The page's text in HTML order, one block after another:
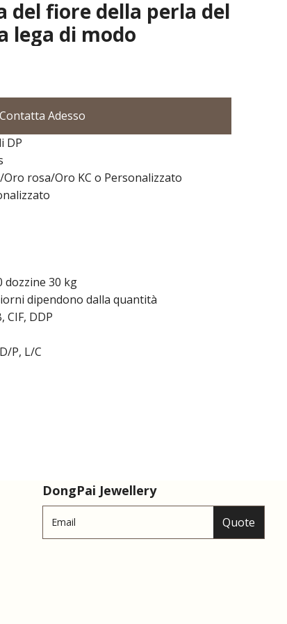
del fiore della perla del
lega di modo
Contatta Adesso
DP
rosa/Oro KC o Personalizzato
dozzine 30 kg
dipendono dalla quantità
CIF, DDP
P, L/C
DongPai Jewellery
Quote